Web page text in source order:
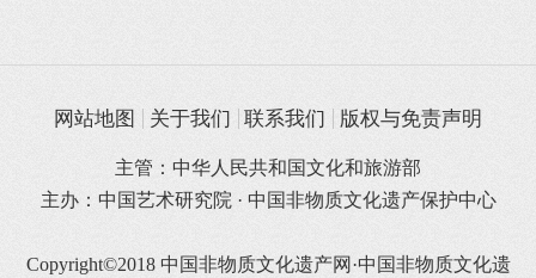
网站地图 关于我们 联系我们 版权与免责声明
主管：中华人民共和国文化和旅游部
主办：中国艺术研究院 · 中国非物质文化遗产保护中心
Copyright©2018 中国非物质文化遗产网·中国非物质文化遗